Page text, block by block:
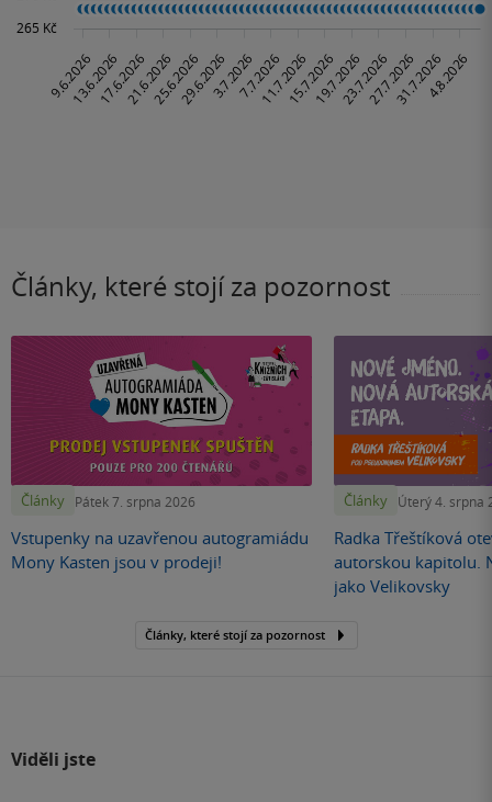
Články, které stojí za pozornost
Články Pátek 7. srpna 2026
Vstupenky na uzavřenou autogramiádu
Mony Kasten jsou v prodeji!
Články Úterý 4. srpna
Radka Třeštíková
autorskou kapitolu.
jako Velikovsky
Články, které stojí za pozornost
Viděli jste